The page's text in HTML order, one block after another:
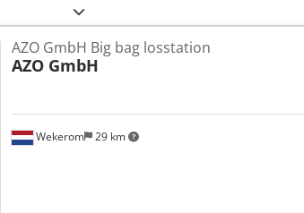
Wekerom 29 km
AZO GmbH Big bag losstation
AZO GmbH